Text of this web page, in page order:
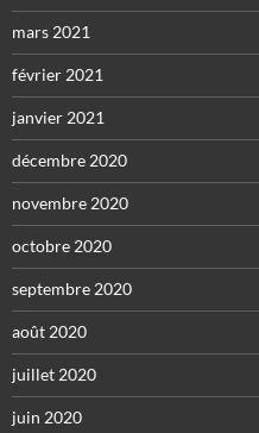
mars 2021
février 2021
janvier 2021
décembre 2020
novembre 2020
octobre 2020
septembre 2020
août 2020
juillet 2020
juin 2020